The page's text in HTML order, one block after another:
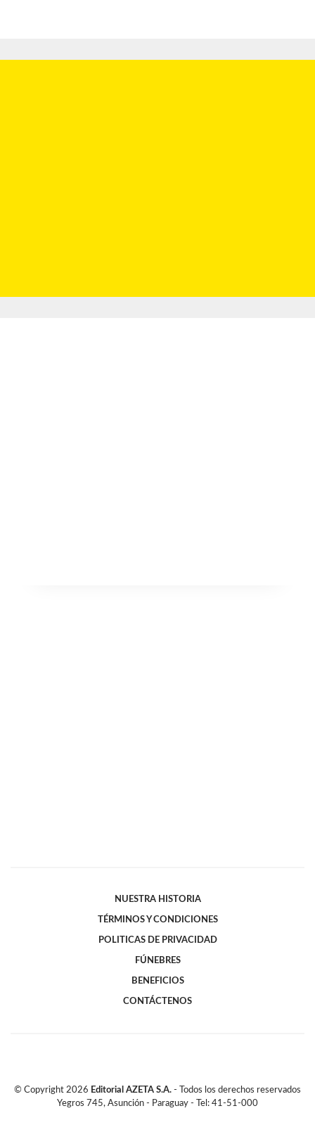
NUESTRA HISTORIA
TÉRMINOS Y CONDICIONES
POLITICAS DE PRIVACIDAD
FÚNEBRES
BENEFICIOS
CONTÁCTENOS
© Copyright 2026 Editorial AZETA S.A. - Todos los derechos reservados
Yegros 745, Asunción - Paraguay - Tel: 41-51-000